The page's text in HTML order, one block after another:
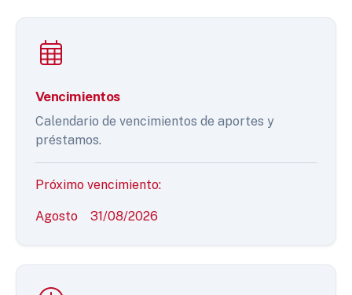
Vencimientos
Calendario de vencimientos de aportes y
préstamos.
Próximo vencimiento:
Agosto 31/08/2026